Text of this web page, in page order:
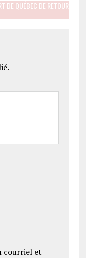
DE QUÉBEC DE RETOUR
courriel et